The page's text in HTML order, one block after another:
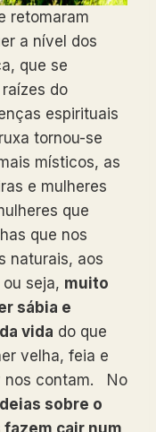
retomaram
a nível dos
que se
do
espirituais
tornou-se
místicos, as
e mulheres
que
que nos
naturais, aos
seja, muito
sábia e
vida do que
velha, feia e
nos contam. No
sobre o
cair num